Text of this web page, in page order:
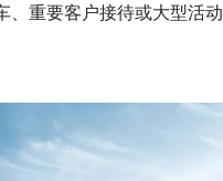
重要客户接待或大型活动